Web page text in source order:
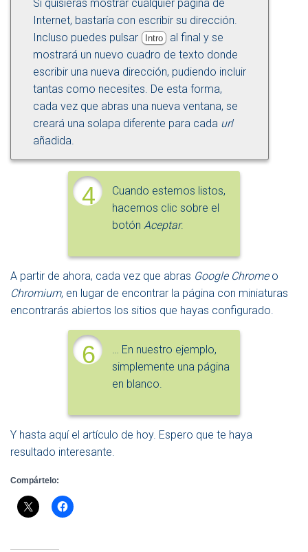
Si quisieras mostrar cualquier página de
Internet, bastaría con escribir su dirección.
Incluso puedes pulsar
Intro
al final y se
mostrará un nuevo cuadro de texto donde
escribir una nueva dirección, pudiendo incluir
tantas como necesites. De esta forma,
cada vez que abras una nueva ventana, se
creará una solapa diferente para cada url
añadida.
4
Cuando estemos listos,
hacemos clic sobre el
botón Aceptar.
A partir de ahora, cada vez que abras Google Chromeo
Chromium, en lugar de encontrar la página con miniaturas
encontrarás abiertos los sitios que hayas configurado.
6
… En nuestro ejemplo,
simplemente una página
en blanco.
Y hasta aquí el artículo de hoy. Espero que te haya
resultado interesante.
Compártelo: